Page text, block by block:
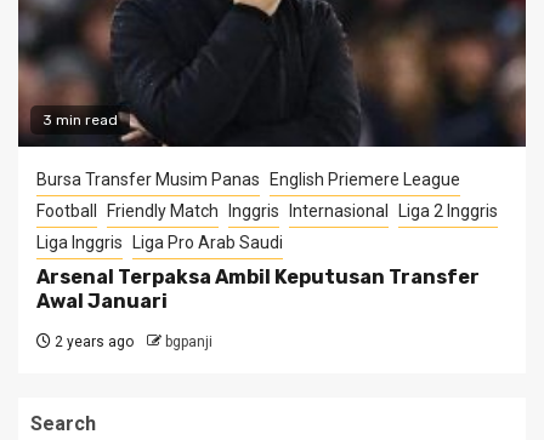
3 min read
Bursa Transfer Musim Panas
English Priemere League
Football
Friendly Match Inggris Internasional
Liga 2 Inggris
Liga Inggris
Liga Pro Arab Saudi
Arsenal Terpaksa Ambil Keputusan Transfer
Awal Januari
2 years ago bgpanji
Search